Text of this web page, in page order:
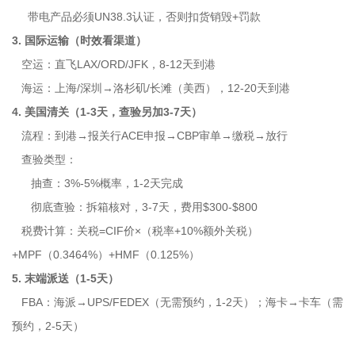
带电产品必须UN38.3认证，否则扣货销毁+罚款
3. 国际运输（时效看渠道）
空运：直飞LAX/ORD/JFK，8-12天到港
海运：上海/深圳→洛杉矶/长滩（美西），12-20天到港
4. 美国清关（1-3天，查验另加3-7天）
流程：到港→报关行ACE申报→CBP审单→缴税→放行
查验类型：
抽查：3%-5%概率，1-2天完成
彻底查验：拆箱核对，3-7天，费用$300-$800
税费计算：关税=CIF价×（税率+10%额外关税）
+MPF（0.3464%）+HMF（0.125%）
5. 末端派送（1-5天）
FBA：海派→UPS/FEDEX（无需预约，1-2天）；海卡→卡车（需
预约，2-5天）